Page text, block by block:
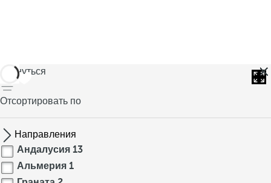
вернуться
Отсортировать по
Направления
Андалусия 13
Альмерия 1